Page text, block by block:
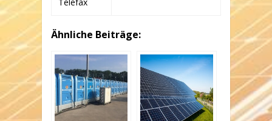
Ähnliche Beiträge: